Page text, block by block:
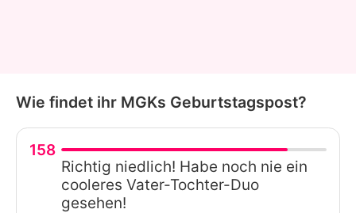
Wie findet ihr MGKs Geburtstagspost?
158
Richtig niedlich! Habe noch nie ein
cooleres Vater-Tochter-Duo
gesehen!